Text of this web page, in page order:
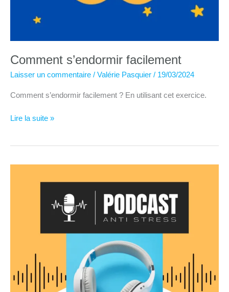
Comment s’endormir facilement
Laisser un commentaire / Valérie Pasquier / 19/03/2024
Comment s’endormir facilement ? En utilisant cet exercice.
Comment
Lire la suite »